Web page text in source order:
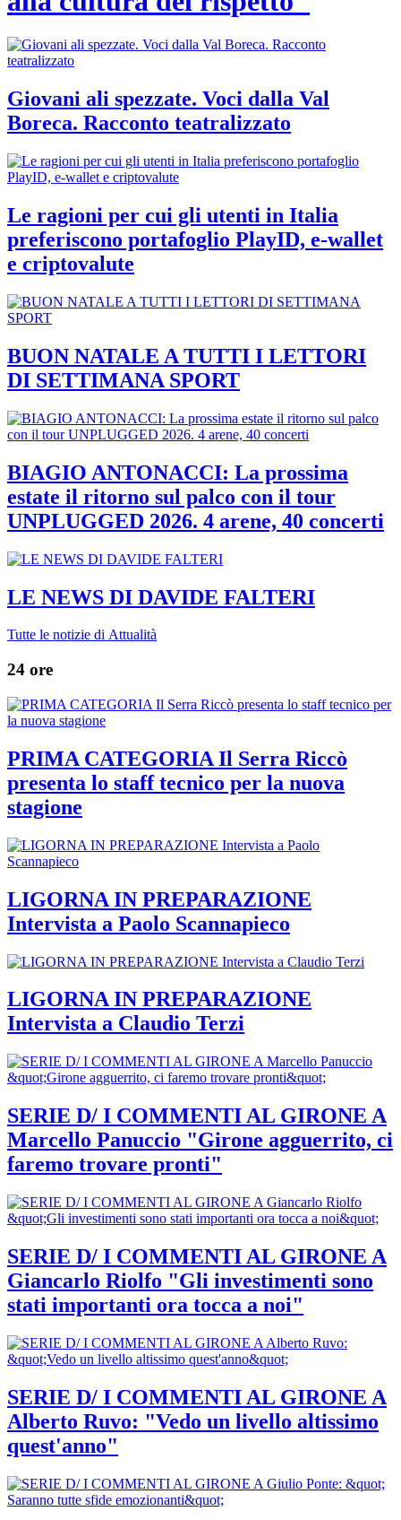
Giovani ali spezzate. Voci dalla Val
Boreca. Racconto teatralizzato
Le ragioni per cui gli utenti in Italia
preferiscono portafoglio PlayID, e-wallet
e criptovalute
BUON NATALE A TUTTI I LETTORI
DI SETTIMANA SPORT
BIAGIO ANTONACCI: La prossima
estate il ritorno sul palco con il tour
UNPLUGGED 2026. 4 arene, 40 concerti
LE NEWS DI DAVIDE FALTERI
Tutte le notizie di Attualità
24 ore
PRIMA CATEGORIA Il Serra Riccò
presenta lo staff tecnico per la nuova
stagione
LIGORNA IN PREPARAZIONE
Intervista a Paolo Scannapieco
LIGORNA IN PREPARAZIONE
Intervista a Claudio Terzi
SERIE D/ I COMMENTI AL GIRONE A
Marcello Panuccio "Girone agguerrito, ci
faremo trovare pronti"
SERIE D/ I COMMENTI AL GIRONE A
Giancarlo Riolfo "Gli investimenti sono
stati importanti ora tocca a noi"
SERIE D/ I COMMENTI AL GIRONE A
Alberto Ruvo: "Vedo un livello altissimo
quest'anno"